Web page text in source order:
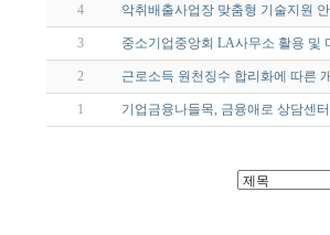
4 악취배출사업장 맞춤형 기술지원
3 중소기업중앙회 LA사무소 활용
2 근로소득 원천징수 합리화에 따른
1 기업금융나들목, 금융애로 상담센